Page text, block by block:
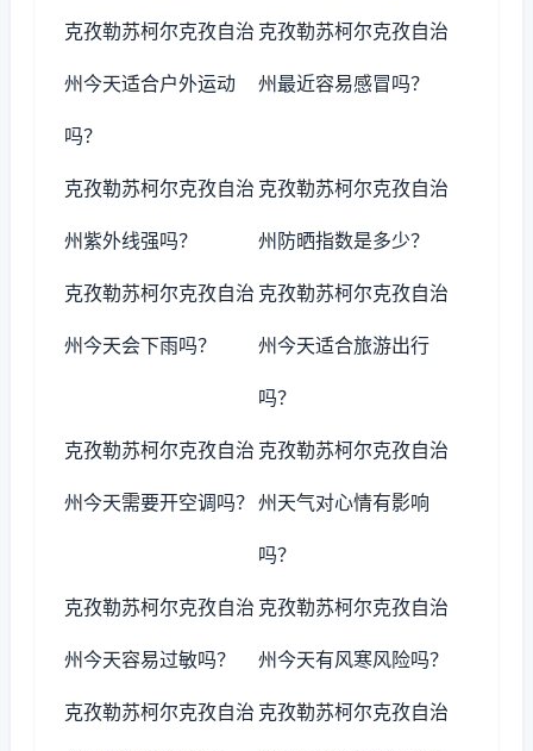
克孜勒苏柯尔克孜自治
州今天适合户外运动
吗？
克孜勒苏柯尔克孜自治
州最近容易感冒吗？
克孜勒苏柯尔克孜自治
州紫外线强吗？
克孜勒苏柯尔克孜自治
州防晒指数是多少？
克孜勒苏柯尔克孜自治
州今天会下雨吗？
克孜勒苏柯尔克孜自治
州今天适合旅游出行
吗？
克孜勒苏柯尔克孜自治
州今天需要开空调吗？
克孜勒苏柯尔克孜自治
州天气对心情有影响
吗？
克孜勒苏柯尔克孜自治
州今天容易过敏吗？
克孜勒苏柯尔克孜自治
州今天有风寒风险吗？
克孜勒苏柯尔克孜自治 克孜勒苏柯尔克孜自治